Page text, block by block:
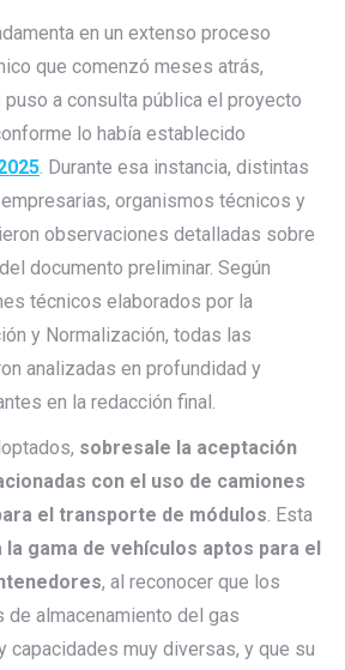
en un extenso proceso
que comenzó meses atrás,
puso a consulta pública el proyecto
lo había establecido
. Durante esa instancia, distintas
organismos técnicos y
observaciones detalladas sobre
documento preliminar. Según
técnicos elaborados por la
y Normalización, todas las
analizadas en profundidad y
en la redacción final.
sobresale la aceptación
con el uso de camiones
el transporte de módulos. Esta
la gama de vehículos aptos para el
, al reconocer que los
almacenamiento del gas
capacidades muy diversas, y que su